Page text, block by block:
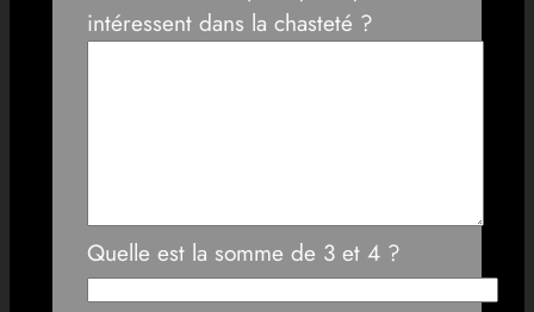
intéressent dans la chasteté ?
Quelle est la somme de 3 et 4 ?